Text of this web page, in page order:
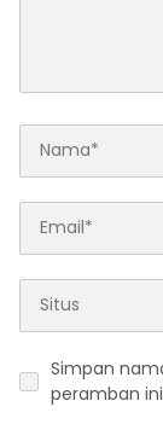
Simpan
peramban